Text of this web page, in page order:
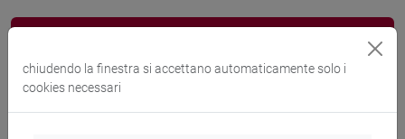
Programma
chiudendo la finestra si accettano automaticamente solo i
cookies necessari